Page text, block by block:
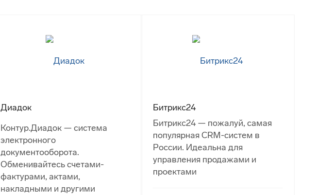
Диадок
Контур.Диадок — система
электронного
документооборота.
Обменивайтесь счетами-
фактурами, актами,
накладными и другими
Битрикс24
Битрикс24 — пожалуй, самая
популярная CRM-систем в
России. Идеальна для
управления продажами и
проектами